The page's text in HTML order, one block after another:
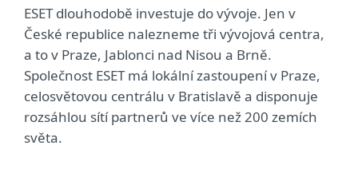
ESET dlouhodobě investuje do vývoje. Jen v
České republice nalezneme tři vývojová centra,
a to v Praze, Jablonci nad Nisou a Brně.
Společnost ESET má lokální zastoupení v Praze,
celosvětovou centrálu v Bratislavě a disponuje
rozsáhlou sítí partnerů ve více než 200 zemích
světa.